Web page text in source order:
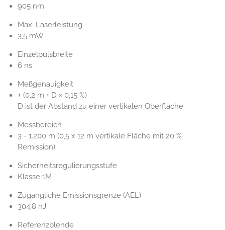
905 nm
Max. Laserleistung
3,5 mW
Einzelpulsbreite
6 ns
Meßgenauigkeit
± (0,2 m + D × 0,15 %)
D ist der Abstand zu einer vertikalen Oberfläche
Messbereich
3 - 1.200 m (0,5 x 12 m vertikale Fläche mit 20 %
Remission)
Sicherheitsregulierungsstufe
Klasse 1M
Zugängliche Emissionsgrenze (AEL)
304,8 nJ
Referenzblende